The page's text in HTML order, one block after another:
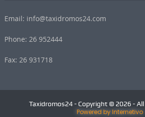
Email: info@taxidromos24.com
Phone: 26 952444
Fax: 26 931718
Taxidromos24 - Copyright © 2026 -
Powered by Internetivo